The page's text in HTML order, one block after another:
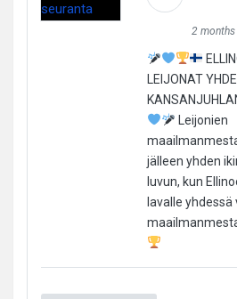
2
LEIJONAT
Leijonien
jälleen yhden
luvun, kun
lavalle yhdessä